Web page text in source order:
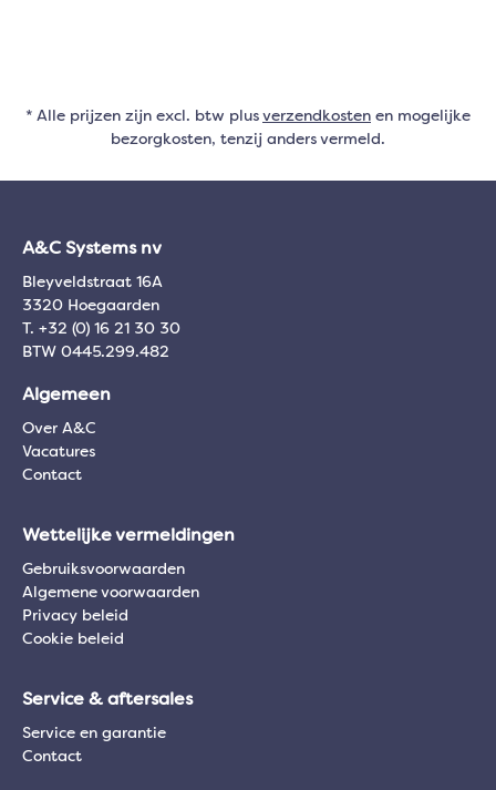
* Alle prijzen zijn excl. btw plus verzendkosten en mogelijke
bezorgkosten, tenzij anders vermeld.
A&C Systems nv
Bleyveldstraat 16A
3320 Hoegaarden
T. +32 (0) 16 21 30 30
BTW 0445.299.482
Algemeen
Over A&C
Vacatures
Contact
Wettelijke vermeldingen
Gebruiksvoorwaarden
Algemene voorwaarden
Privacy beleid
Cookie beleid
Service & aftersales
Service en garantie
Contact